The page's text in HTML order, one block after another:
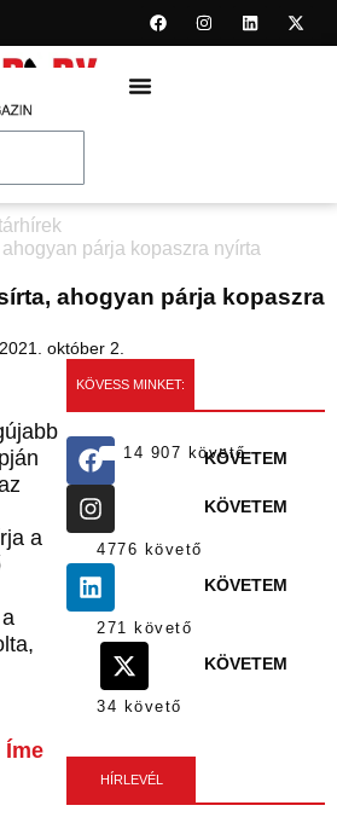
párja kopaszra nyírta
ahogyan párja kopaszra
2021. október 2.
a
Íme
KÖVESS MINKET:
14 907 követőKÖVETEM
4776 követő
KÖVETEM
271 követő
KÖVETEM
34 követő
KÖVETEM
HÍRLEVÉL